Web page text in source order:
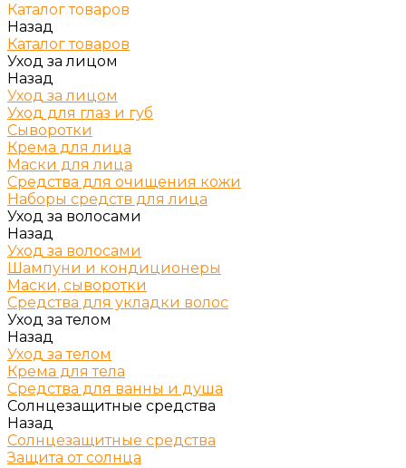
Каталог товаров
Назад
Каталог товаров
Уход за лицом
Назад
Уход за лицом
Уход для глаз и губ
Сыворотки
Крема для лица
Маски для лица
Средства для очищения кожи
Наборы средств для лица
Уход за волосами
Назад
Уход за волосами
Шампуни и кондиционеры
Маски, сыворотки
Средства для укладки волос
Уход за телом
Назад
Уход за телом
Крема для тела
Средства для ванны и душа
Солнцезащитные средства
Назад
Солнцезащитные средства
Защита от солнца